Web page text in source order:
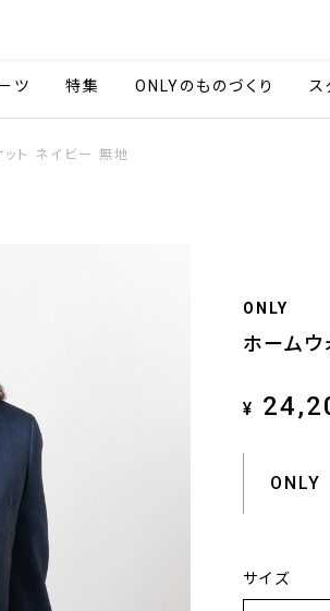
ツ 特集 ONLYのものづくり ス
ット ネイビー 無地
ONLY
ホームウ
¥
ONLY
サイズ